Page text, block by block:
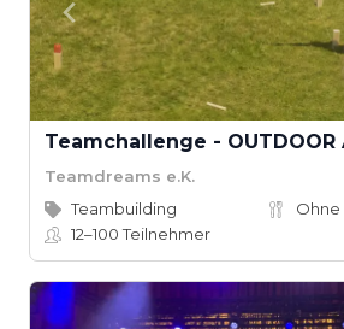
Teamdreams e.K.
Teambuilding
Ohne
12–100Teilnehmer